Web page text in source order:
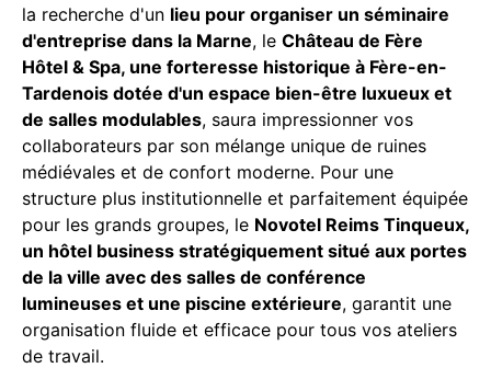
la recherche d'un lieu pour organiser un séminaire
d'entreprise dans la Marne, le Château de Fère
Hôtel & Spa, une forteresse historique à Fère-en-
Tardenois dotée d'un espace bien-être luxueux et
de salles modulables, saura impressionner vos
collaborateurs par son mélange unique de ruines
médiévales et de confort moderne. Pour une
structure plus institutionnelle et parfaitement équipée
pour les grands groupes, le Novotel Reims Tinqueux,
un hôtel business stratégiquement situé aux portes
de la ville avec des salles de conférence
lumineuses et une piscine extérieure, garantit une
organisation fluide et efficace pour tous vos ateliers
de travail.